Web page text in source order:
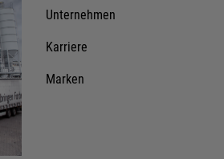
Unternehmen
Karriere
Marken